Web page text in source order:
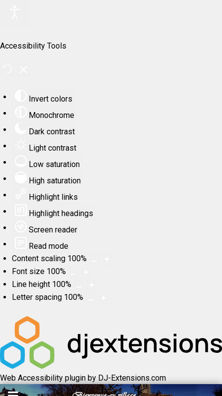
Accessibility Tools
Invert colors
Monochrome
Dark contrast
Light contrast
Low saturation
High saturation
Highlight links
Highlight headings
Screen reader
Read mode
Content scaling 100%
Font size 100%
Line height 100%
Letter spacing 100%
Web Accessibility plugin by DJ-Extensions.com